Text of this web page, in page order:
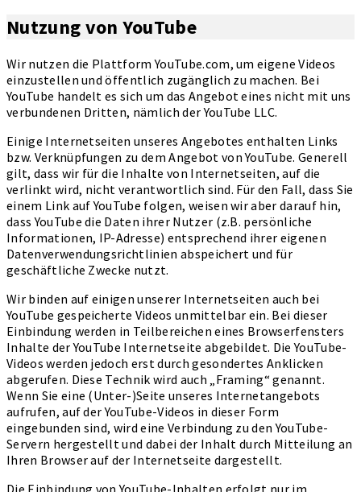
Nutzung von YouTube
Wir nutzen die Plattform YouTube.com, um eigene Videos
einzustellen und öffentlich zugänglich zu machen. Bei
YouTube handelt es sich um das Angebot eines nicht mit uns
verbundenen Dritten, nämlich der YouTube LLC.
Einige Internetseiten unseres Angebotes enthalten Links
bzw. Verknüpfungen zu dem Angebot von YouTube. Generell
gilt, dass wir für die Inhalte von Internetseiten, auf die
verlinkt wird, nicht verantwortlich sind. Für den Fall, dass Sie
einem Link auf YouTube folgen, weisen wir aber darauf hin,
dass YouTube die Daten ihrer Nutzer (z.B. persönliche
Informationen, IP-Adresse) entsprechend ihrer eigenen
Datenverwendungsrichtlinien abspeichert und für
geschäftliche Zwecke nutzt.
Wir binden auf einigen unserer Internetseiten auch bei
YouTube gespeicherte Videos unmittelbar ein. Bei dieser
Einbindung werden in Teilbereichen eines Browserfensters
Inhalte der YouTube Internetseite abgebildet. Die YouTube-
Videos werden jedoch erst durch gesondertes Anklicken
abgerufen. Diese Technik wird auch „Framing“ genannt.
Wenn Sie eine (Unter-)Seite unseres Internetangebots
aufrufen, auf der YouTube-Videos in dieser Form
eingebunden sind, wird eine Verbindung zu den YouTube-
Servern hergestellt und dabei der Inhalt durch Mitteilung an
Ihren Browser auf der Internetseite dargestellt.
Die Einbindung von YouTube-Inhalten erfolgt nur im